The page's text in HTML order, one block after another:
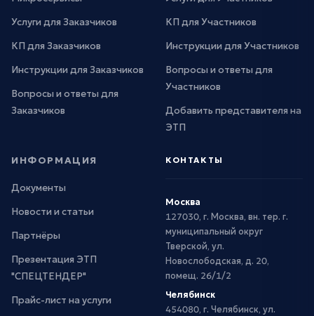
Услуги для Заказчиков
КП для Заказчиков
Инструкции для Заказчиков
Вопросы и ответы для
Заказчиков
КП для Участников
Инструкции для Участников
Вопросы и ответы для
Участников
Добавить представителя на
ЭТП
ИНФОРМАЦИЯ
Документы
Новости и статьи
Партнёры
Презентация ЭТП
"СПЕЦТЕНДЕР"
Прайс-лист на услуги
КОНТАКТЫ
Москва
127030, г. Москва, вн. тер. г.
муниципальный округ
Тверской, ул.
Новослободская, д. 20,
помещ. 26/1/2
Челябинск
454080, г. Челябинск, ул.